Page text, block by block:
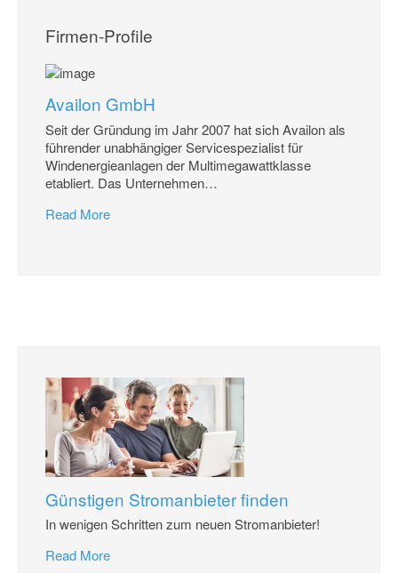
Firmen-Profile
Availon GmbH
Seit der Gründung im Jahr 2007 hat sich Availon als
führender unabhängiger Servicespezialist für
Windenergieanlagen der Multimegawattklasse
etabliert. Das Unternehmen…
Read More
Günstigen Stromanbieter finden
In wenigen Schritten zum neuen Stromanbieter!
Read More